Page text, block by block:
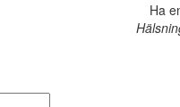
Ha